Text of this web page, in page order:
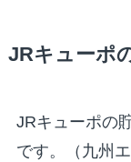
JRキューポ
JRキューポの
です。（九州